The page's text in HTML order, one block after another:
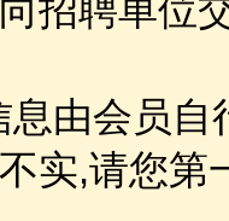
招聘单位
由会员自
实,请您第